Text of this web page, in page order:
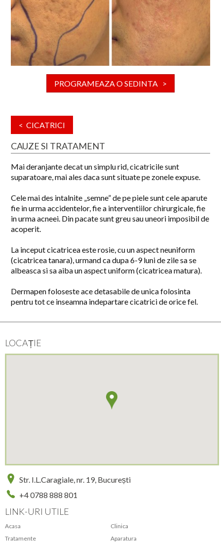
PROGRAMEAZA O SEDINTA >
< CICATRICI
CAUZE SI TRATAMENT
Mai deranjante decat un simplu rid, cicatricile sunt
suparatoare, mai ales daca sunt situate pe zonele expuse.
Cele mai des intalnite „semne” de pe piele sunt cele aparute
fie in urma accidentelor, fie a interventiilor chirurgicale, fie
in urma acneei. Din pacate sunt greu sau uneori imposibil de
acoperit.
La inceput cicatricea este rosie, cu un aspect neuniform
(cicatricea tanara), urmand ca dupa 6-9 luni de zile sa se
albeasca si sa aiba un aspect uniform (cicatricea matura).
Dermapen foloseste ace detasabile de unica folosinta
pentru tot ce inseamna indepartare cicatrici de orice fel.
LOCAȚIE
Str. I.L.Caragiale, nr. 19, București
+4 0788 888 801
LINK-URI UTILE
Acasa
Clinica
Tratamente
Aparatura